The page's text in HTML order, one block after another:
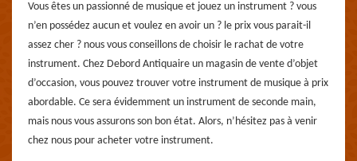
Vous êtes un passionné de musique et jouez un instrument ? vous
n’en possédez aucun et voulez en avoir un ? le prix vous parait-il
assez cher ? nous vous conseillons de choisir le rachat de votre
instrument. Chez Debord Antiquaire un magasin de vente d’objet
d’occasion, vous pouvez trouver votre instrument de musique à prix
abordable. Ce sera évidemment un instrument de seconde main,
mais nous vous assurons son bon état. Alors, n’hésitez pas à venir
chez nous pour acheter votre instrument.